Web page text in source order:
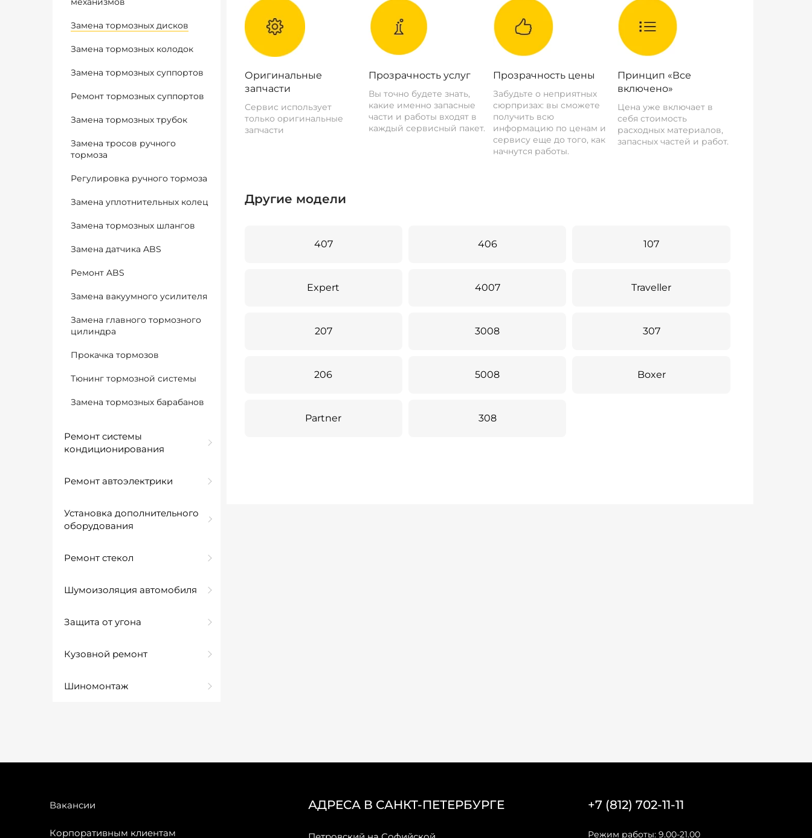
Замена тормозных дисков
Замена тормозных колодок
Замена тормозных суппортов
Ремонт тормозных суппортов
Замена тормозных трубок
Замена тросов ручного
тормоза
Регулировка ручного тормоза
Замена уплотнительных колец
Замена тормозных шлангов
Замена датчика ABS
Ремонт ABS
Замена вакуумного усилителя
Замена главного тормозного
цилиндра
Прокачка тормозов
Тюнинг тормозной системы
Замена тормозных барабанов
Ремонт системы
кондиционирования
Ремонт автоэлектрики
Установка дополнительного
оборудования
Ремонт стекол
Шумоизоляция автомобиля
Защита от угона
Кузовной ремонт
Шиномонтаж
Оригинальные
запчасти
Сервис использует
только оригинальные
запчасти
Прозрачность услуг
Вы точно будете знать,
какие именно запасные
части и работы входят в
каждый сервисный пакет.
Прозрачность цены
Забудьте о неприятных
сюрпризах: вы сможете
получить всю
информацию по ценам и
сервису еще до того, как
начнутся работы.
Принцип «Все
включено»
Цена уже включает в
себя стоимость
расходных материалов,
запасных частей и работ.
Другие модели
407 406 107
Expert 4007 Traveller
207 3008 307
206 5008 Boxer
Partner 308
Вакансии
Корпоративным клиентам
АДРЕСА В САНКТ-ПЕТЕРБУРГЕ +7 (812) 702-11-11
Режим работы: 9.00-21.00